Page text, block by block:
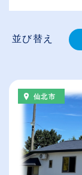
並び替え
仙北市